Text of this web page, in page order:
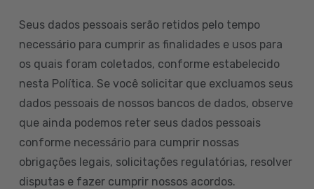
Seus dados pessoais serão retidos pelo tempo
necessário para cumprir as finalidades e usos para
os quais foram coletados, conforme estabelecido
nesta Política. Se você solicitar que excluamos seus
dados pessoais de nossos bancos de dados, observe
que ainda podemos reter seus dados pessoais
conforme necessário para cumprir nossas
obrigações legais, solicitações regulatórias, resolver
disputas e fazer cumprir nossos acordos.